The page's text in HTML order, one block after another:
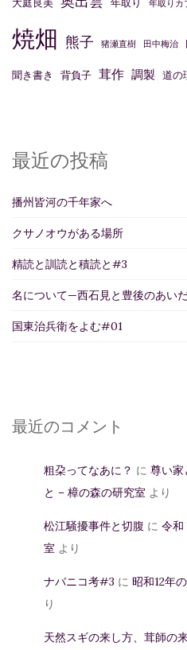
大庭良美 年取り 年取りカ
焼畑 熊子 猪瀬直樹 田中梅治
聞き書き 背負子 茸作 調製 道の
最近の投稿
播州皆河の千年家へ
クサノオウがある場所
精読と訓読と積読と#3
名について—西石見と豊後のあい
国東治兵衛をよむ#01
最近のコメント
粗朶ってなあに？ に 尊い家
と – 樟の森の研究室 より
松江騒擾事件と切腹 に 令和
室 より
ナバニコ考#3 に 昭和12年
り
天然スギの来し方、茸師の